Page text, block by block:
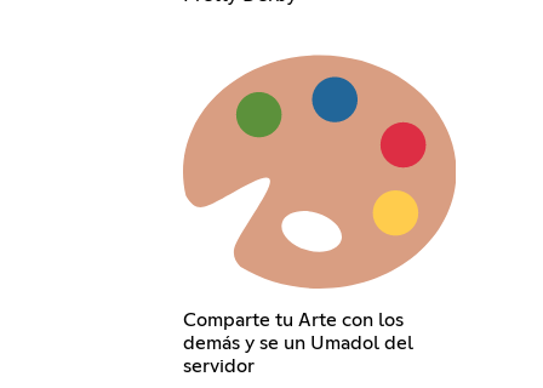
Comparte tu Arte con los
demás y se un Umadol del
servidor